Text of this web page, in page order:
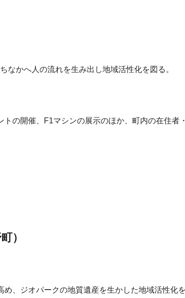
なかへ人の流れを生み出し地域活性化を図る。
の開催、F1マシンの展示のほか、町内の在住者
）
、ジオパークの地質遺産を生かした地域活性化を